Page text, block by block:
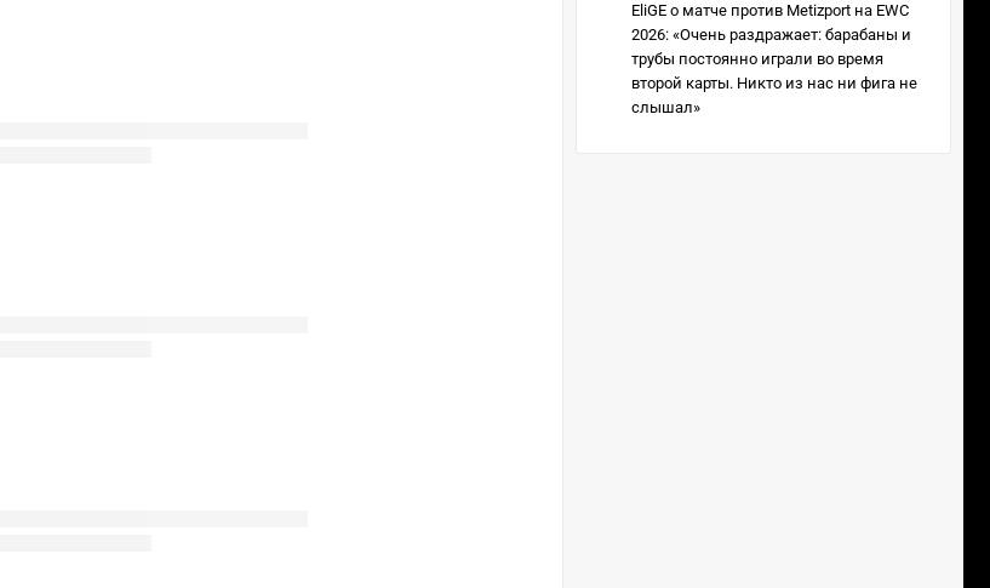
EliGE о матче против Metizport на EWC
2026: «Очень раздражает: барабаны и
трубы постоянно играли во время
второй карты. Никто из нас ни фига не
слышал»